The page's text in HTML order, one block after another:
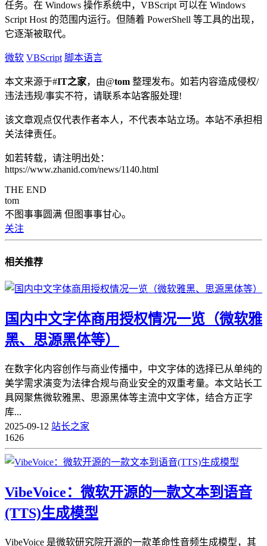
任务。在 Windows 操作系统中，VBScript 可以在 Windows
Script Host 的范围内运行。但随着 PowerShell 等工具的出现，
它逐渐被取代。
微软 VBScript 脚本语言
本文来源于#IT之家，由@tom 整理发布。如若内容造成侵权/
违法违规/事实不符，请联系本站客服处理!
该文章观点仅代表作者本人，不代表本站立场。本站不承担相
关法律责任。
如若转载，请注明出处：
https://www.zhanid.com/news/1140.html
THE END
tom
不图事事圆满 但图事事甘心。
关注
相关推荐
国内中文字体商用授权情况一览（微软雅
黑、思源黑体等）
在数字化内容创作与商业传播中，中文字体的选择已从单纯的
美学需求演变为法律合规与商业安全的双重考量。本文站长工
具网聚焦微软雅黑、思源黑体等主流中文字体，结合方正字
库...
2025-09-12 站长之家
1626
VibeVoice：微软开源的一款文本到语音
(TTS)生成模型
VibeVoice 是微软研究院开源的一款革命性音频生成模型，其